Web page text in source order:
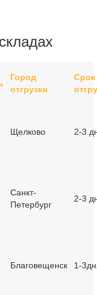
Город
отгрузки
Срок
Щелково 2-3
Санкт-
Петербург
2-3
Благовещенск 1-